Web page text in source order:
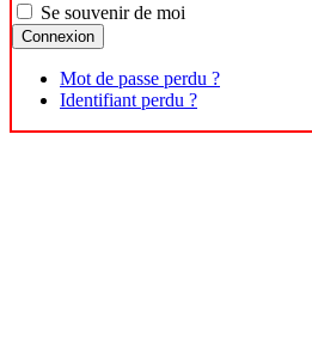
Se souvenir de moi
Connexion
Mot de passe perdu ?
Identifiant perdu ?